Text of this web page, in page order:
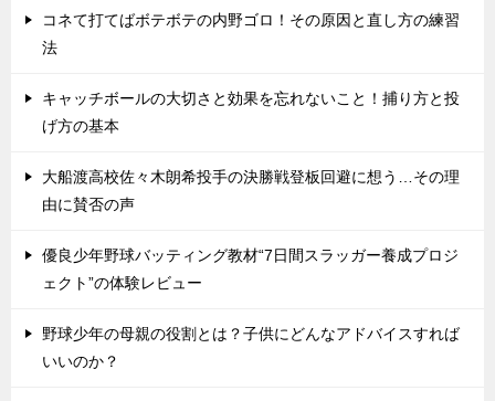
コネて打てばボテボテの内野ゴロ！その原因と直し方の練習
法
キャッチボールの大切さと効果を忘れないこと！捕り方と投
げ方の基本
大船渡高校佐々木朗希投手の決勝戦登板回避に想う…その理
由に賛否の声
優良少年野球バッティング教材“7日間スラッガー養成プロジ
ェクト”の体験レビュー
野球少年の母親の役割とは？子供にどんなアドバイスすれば
いいのか？